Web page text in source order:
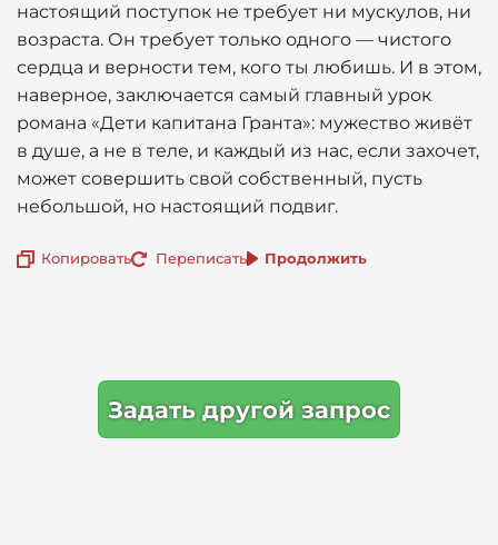
настоящий поступок не требует ни мускулов, ни
возраста. Он требует только одного — чистого
сердца и верности тем, кого ты любишь. И в этом,
наверное, заключается самый главный урок
романа «Дети капитана Гранта»: мужество живёт
в душе, а не в теле, и каждый из нас, если захочет,
может совершить свой собственный, пусть
небольшой, но настоящий подвиг.
Копировать Переписать Продолжить
Задать другой запрос